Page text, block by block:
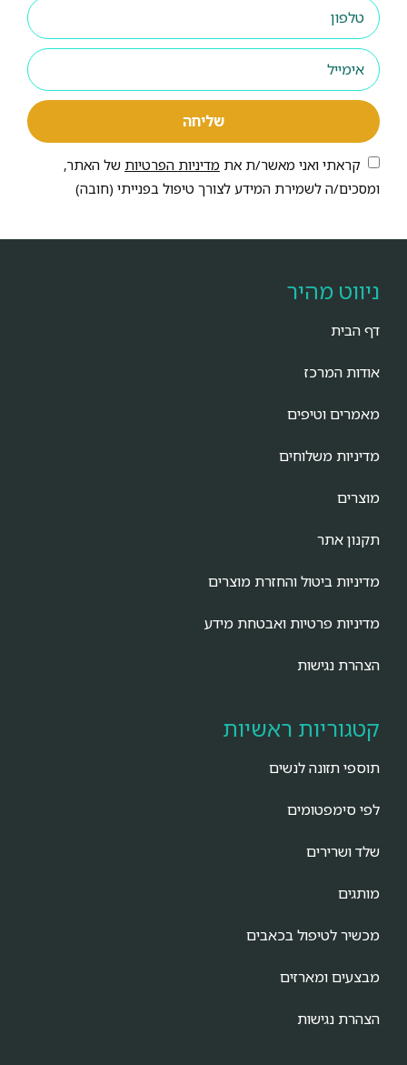
שליחה
קראתי ואני מאשר/ת את מדיניות הפרטיות של האתר,
ומסכים/ה לשמירת המידע לצורך טיפול בפנייתי (חובה)
ניווט מהיר
דף הבית
אודות המרכז
מאמרים וטיפים
מדיניות משלוחים
מוצרים
תקנון אתר
מדיניות ביטול והחזרת מוצרים
מדיניות פרטיות ואבטחת מידע
הצהרת נגישות
קטגוריות ראשיות
תוספי תזונה לנשים
לפי סימפטומים
שלד ושרירים
מותגים
מכשיר לטיפול בכאבים
מבצעים ומארזים
הצהרת נגישות